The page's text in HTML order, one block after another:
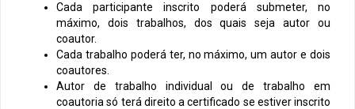
Cada participante inscrito poderá submeter, no
máximo, dois trabalhos, dos quais seja autor ou
coautor.
Cada trabalho poderá ter, no máximo, um autor e dois
coautores.
Autor de trabalho individual ou de trabalho em
coautoria só terá direito a certificado se estiver inscrito